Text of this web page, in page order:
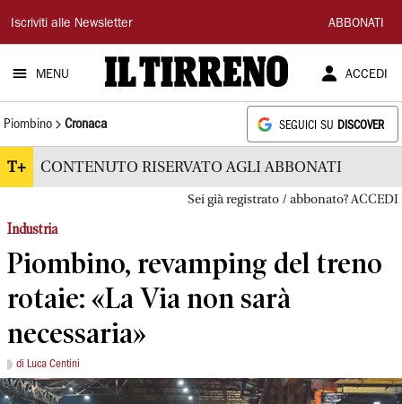
Il
Tirreno
Iscriviti alle Newsletter ABBONATI
MENU ACCEDI
Piombino Cronaca SEGUICI SU DISCOVER
T+ CONTENUTO RISERVATO AGLI ABBONATI
Sei già registrato / abbonato? ACCEDI
Industria
Piombino, revamping del treno
rotaie: «La Via non sarà
necessaria»
di Luca Centini